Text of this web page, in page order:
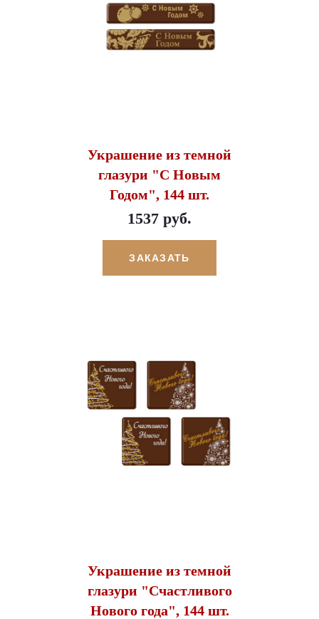
Украшение из темной
глазури "С Новым
Годом", 144 шт.
1537 руб.
ЗАКАЗАТЬ
Украшение из темной
глазури "Счастливого
Нового года", 144 шт.